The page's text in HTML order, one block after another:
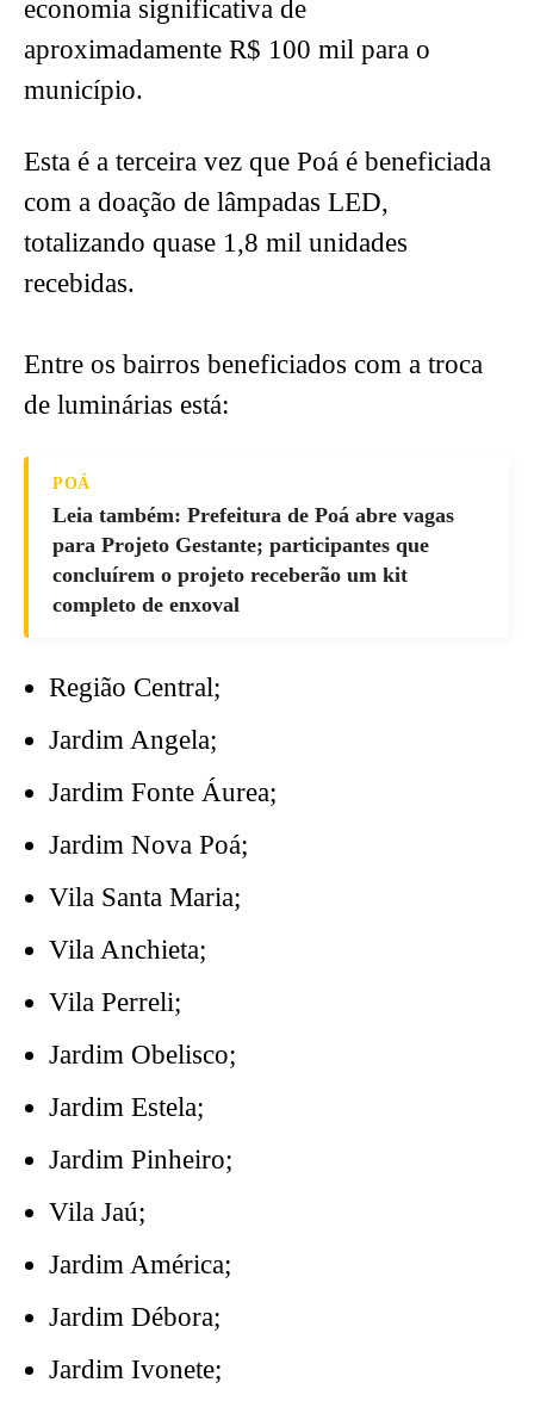
economia significativa de
aproximadamente R$ 100 mil para o
município.
Esta é a terceira vez que Poá é beneficiada
com a doação de lâmpadas LED,
totalizando quase 1,8 mil unidades
recebidas.
Entre os bairros beneficiados com a troca
de luminárias está:
POÁ
Leia também: Prefeitura de Poá abre vagas
para Projeto Gestante; participantes que
concluírem o projeto receberão um kit
completo de enxoval
Região Central;
Jardim Angela;
Jardim Fonte Áurea;
Jardim Nova Poá;
Vila Santa Maria;
Vila Anchieta;
Vila Perreli;
Jardim Obelisco;
Jardim Estela;
Jardim Pinheiro;
Vila Jaú;
Jardim América;
Jardim Débora;
Jardim Ivonete;